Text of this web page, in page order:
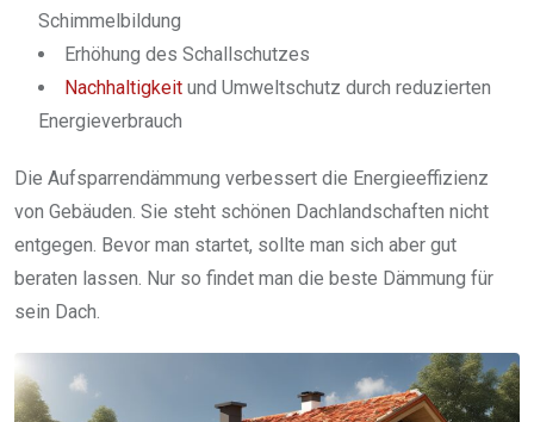
Schimmelbildung
Erhöhung des Schallschutzes
Nachhaltigkeit und Umweltschutz durch reduzierten
Energieverbrauch
Die Aufsparrendämmung verbessert die Energieeffizienz
von Gebäuden. Sie steht schönen Dachlandschaften nicht
entgegen. Bevor man startet, sollte man sich aber gut
beraten lassen. Nur so findet man die beste Dämmung für
sein Dach.